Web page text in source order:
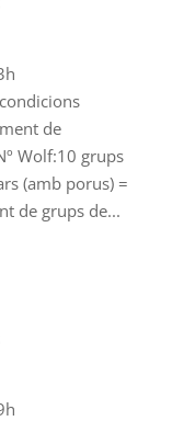
de
Wolf:10 grups
(amb porus) =
de grups de...